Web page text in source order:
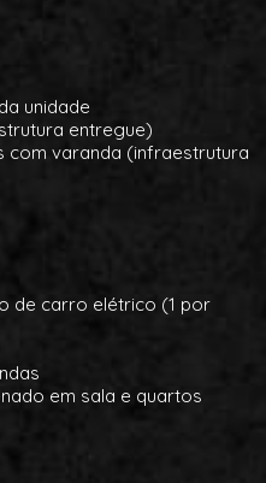
unidade
entregue)
com varanda (infraestrutura
de carro elétrico (1 por
em sala e quartos